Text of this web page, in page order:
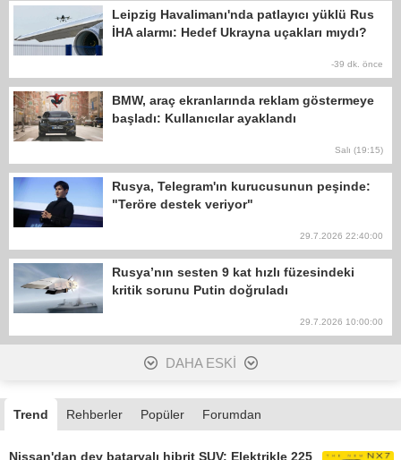
Leipzig Havalimanı'nda patlayıcı yüklü Rus
İHA alarmı: Hedef Ukrayna uçakları mıydı?
-39 dk. önce
BMW, araç ekranlarında reklam göstermeye
başladı: Kullanıcılar ayaklandı
Salı (19:15)
Rusya, Telegram'ın kurucusunun peşinde:
"Teröre destek veriyor"
29.7.2026 22:40:00
Rusya’nın sesten 9 kat hızlı füzesindeki
kritik sorunu Putin doğruladı
29.7.2026 10:00:00
DAHA ESKİ
Trend Rehberler Popüler Forumdan
Nissan'dan dev bataryalı hibrit SUV: Elektrikle 225